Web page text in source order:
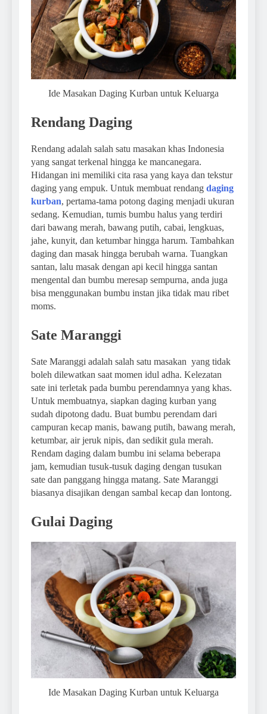
Ide Masakan Daging Kurban untuk Keluarga
Rendang Daging
Rendang adalah salah satu masakan khas Indonesia
yang sangat terkenal hingga ke mancanegara.
Hidangan ini memiliki cita rasa yang kaya dan tekstur
daging yang empuk. Untuk membuat rendang daging
kurban, pertama-tama potong daging menjadi ukuran
sedang. Kemudian, tumis bumbu halus yang terdiri
dari bawang merah, bawang putih, cabai, lengkuas,
jahe, kunyit, dan ketumbar hingga harum. Tambahkan
daging dan masak hingga berubah warna. Tuangkan
santan, lalu masak dengan api kecil hingga santan
mengental dan bumbu meresap sempurna, anda juga
bisa menggunakan bumbu instan jika tidak mau ribet
moms.
Sate Maranggi
Sate Maranggi adalah salah satu masakan yang tidak
boleh dilewatkan saat momen idul adha. Kelezatan
sate ini terletak pada bumbu perendamnya yang khas.
Untuk membuatnya, siapkan daging kurban yang
sudah dipotong dadu. Buat bumbu perendam dari
campuran kecap manis, bawang putih, bawang merah,
ketumbar, air jeruk nipis, dan sedikit gula merah.
Rendam daging dalam bumbu ini selama beberapa
jam, kemudian tusuk-tusuk daging dengan tusukan
sate dan panggang hingga matang. Sate Maranggi
biasanya disajikan dengan sambal kecap dan lontong.
Gulai Daging
Ide Masakan Daging Kurban untuk Keluarga